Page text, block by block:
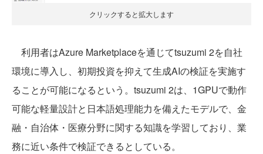
クリックすると拡大します
利用者はAzure Marketplaceを通じてtsuzumi 2を自社
環境に導入し、初期投資を抑えて生成AIの検証を実施す
ることが可能になるという。tsuzumi 2は、1GPUで動作
可能な軽量設計と日本語処理能力を備えたモデルで、金
融・自治体・医療分野に関する知識を学習しており、業
務に近い条件で検証できるとしている。